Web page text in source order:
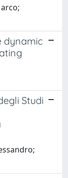
dynamic
Studi